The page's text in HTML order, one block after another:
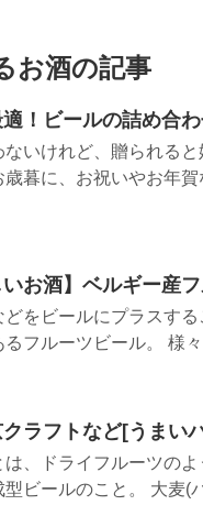
お酒の記事
！ビールの詰め合
いけれど、贈られる
歳暮に、お祝いやお年
いお酒】ベルギー産
どをビールにプラスす
フルーツビール。 様
ラフトなど[うまい
、ドライフルーツの
ビールのこと。 大麦(